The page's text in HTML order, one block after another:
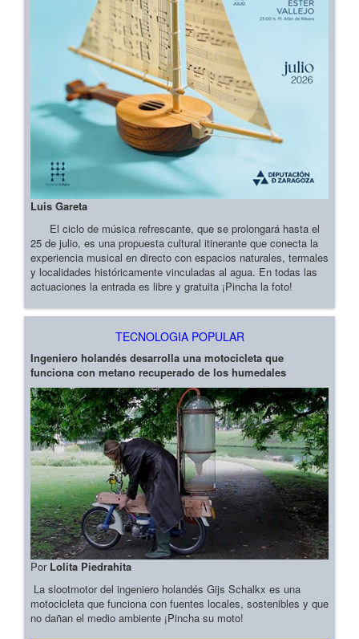
Luis Gareta
El ciclo de música refrescante, que se prolongará hasta el
25 de julio, es una propuesta cultural itinerante que conecta la
experiencia musical en directo con espacios naturales, termales
y localidades históricamente vinculadas al agua. En todas las
actuaciones la entrada es libre y gratuita ¡Pincha la foto!
TECNOLOGIA POPULAR
Ingeniero holandés desarrolla una motocicleta que
funciona con metano recuperado de los humedales
Por Lolita Piedrahita
La slootmotor del ingeniero holandés Gijs Schalkx es una
motocicleta que funciona con fuentes locales, sostenibles y que
no dañan el medio ambiente ¡Pincha su moto!